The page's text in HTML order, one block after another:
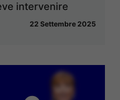
intervenire
22 Settembre 2025